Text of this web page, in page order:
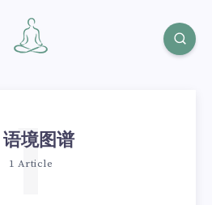
语境图谱
1 Article
1